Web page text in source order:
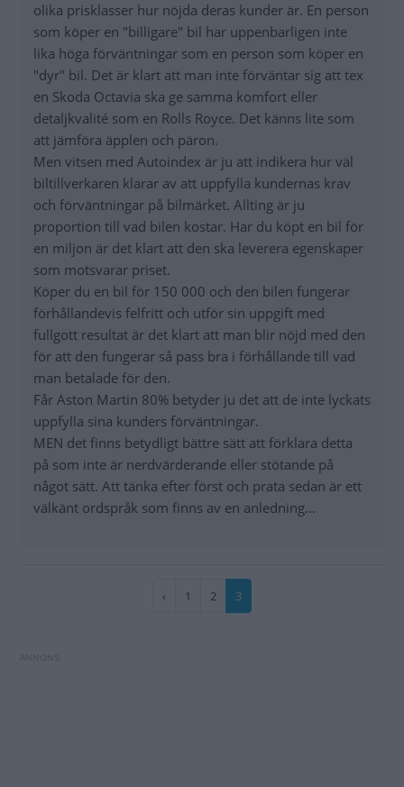
olika prisklasser hur nöjda deras kunder är. En person
som köper en "billigare" bil har uppenbarligen inte
lika höga förväntningar som en person som köper en
"dyr" bil. Det är klart att man inte förväntar sig att tex
en Skoda Octavia ska ge samma komfort eller
detaljkvalité som en Rolls Royce. Det känns lite som
att jämföra äpplen och päron.
Men vitsen med Autoindex är ju att indikera hur väl
biltillverkaren klarar av att uppfylla kundernas krav
och förväntningar på bilmärket. Allting är ju
proportion till vad bilen kostar. Har du köpt en bil för
en miljon är det klart att den ska leverera egenskaper
som motsvarar priset.
Köper du en bil för 150 000 och den bilen fungerar
förhållandevis felfritt och utför sin uppgift med
fullgott resultat är det klart att man blir nöjd med den
för att den fungerar så pass bra i förhållande till vad
man betalade för den.
Får Aston Martin 80% betyder ju det att de inte lyckats
uppfylla sina kunders förväntningar.
MEN det finns betydligt bättre sätt att förklara detta
på som inte är nerdvärderande eller stötande på
något sätt. Att tänka efter först och prata sedan är ett
välkänt ordspråk som finns av en anledning...
Föregående
‹ Sida
1 Sida
2
Nuvarande
3